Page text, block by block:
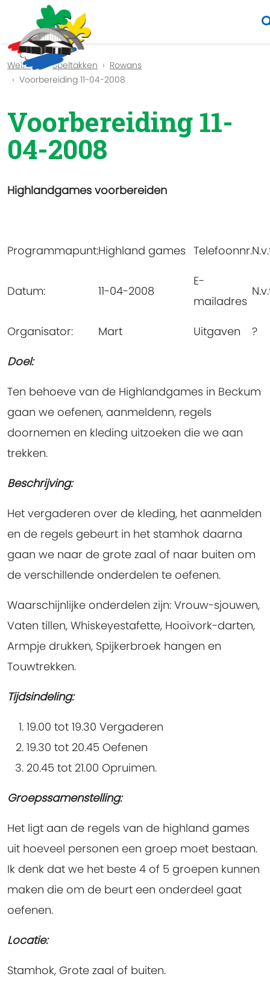
Previous
Welkom Speltakken
Rowans
Voorbereiding 11-04-2008
Voorbereiding 11-
04-2008
Highlandgames voorbereiden
Programmapunt:Highland games Telefoonnr.
Datum: 11-04-2008
E-
mailadres
Organisator: Mart Uitgaven
?
Doel:
Ten behoeve van de Highlandgames in Beckum
gaan we oefenen, aanmeldenn, regels
doornemen en kleding uitzoeken die we aan
trekken.
Beschrijving:
Het vergaderen over de kleding, het aanmelden
en de regels gebeurt in het stamhok daarna
gaan we naar de grote zaal of naar buiten om
de verschillende onderdelen te oefenen.
Waarschijnlijke onderdelen zijn: Vrouw-sjouwen,
Vaten tillen, Whiskeyestafette, Hooivork-darten,
Armpje drukken, Spijkerbroek hangen en
Touwtrekken.
Tijdsindeling:
19.00 tot 19.30 Vergaderen
19.30 tot 20.45 Oefenen
20.45 tot 21.00 Opruimen.
Groepssamenstelling:
Het ligt aan de regels van de highland games
uit hoeveel personen een groep moet bestaan.
Ik denk dat we het beste 4 of 5 groepen kunnen
maken die om de beurt een onderdeel gaat
oefenen.
Locatie:
Stamhok, Grote zaal of buiten.